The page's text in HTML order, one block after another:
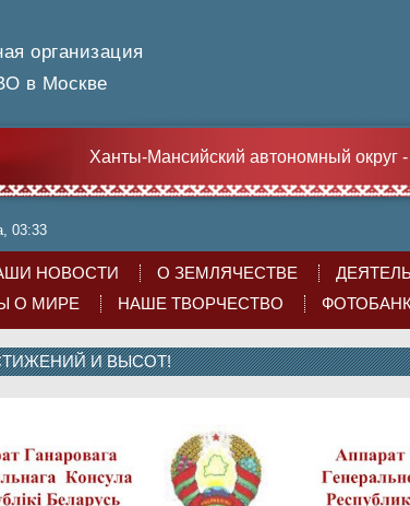
организация
в Москве
Ханты-Мансийский автономный округ
03:33
НОВОСТИ О ЗЕМЛЯЧЕСТВЕ
О МИРЕ
НАШЕ ТВОРЧЕСТВО ФОТОБАНК
И ВЫСОТ!